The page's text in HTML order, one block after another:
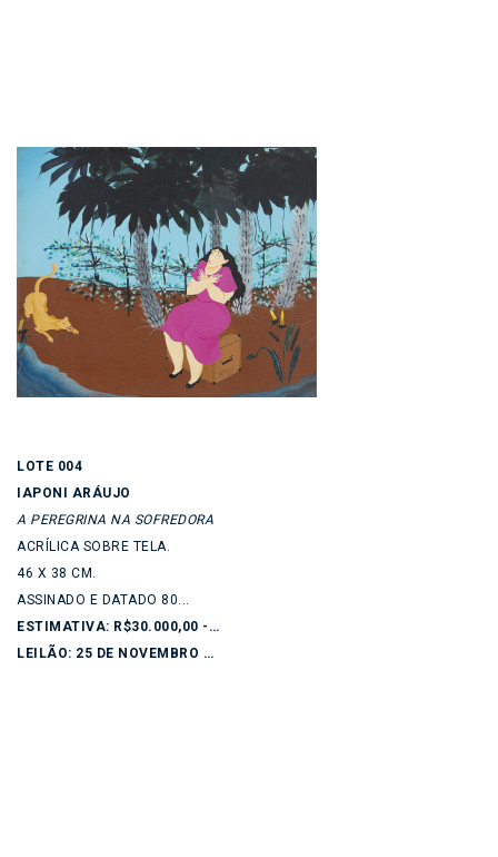
LOTE 004
IAPONI ARÁUJO
A PEREGRINA NA SOFREDORA
ACRÍLICA SOBRE TELA.
46 X 38 CM.
ASSINADO E DATADO 80...
ESTIMATIVA: R$30.000,00 - R$40.000,00
LEILÃO: 25 DE NOVEMBRO DE 2025